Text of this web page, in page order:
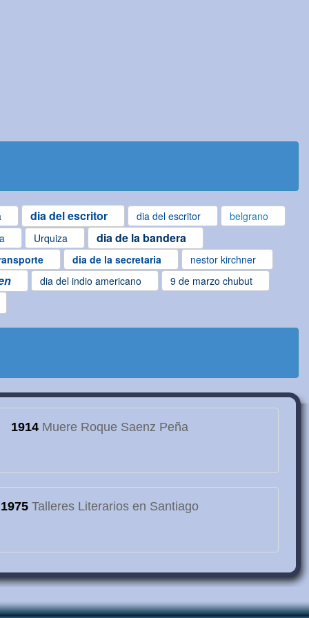
dia del escritor dia del escritor belgrano
Urquiza dia de la bandera
dia de la secretaria
nestor kirchner
dia del indio americano
9 de marzo chubut
1914Muere Roque Saenz Peña
1975Talleres Literarios en Santiago